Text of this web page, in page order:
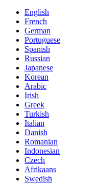
English
French
German
Portuguese
Spanish
Russian
Japanese
Korean
Arabic
Irish
Greek
Turkish
Italian
Danish
Romanian
Indonesian
Czech
Afrikaans
Swedish